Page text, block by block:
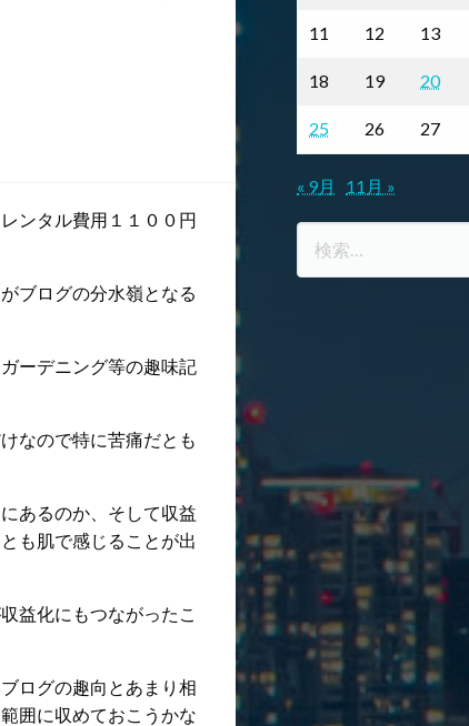
ンタル費用１１００円
ブログの分水嶺となる
ーデニング等の趣味記
なので特に苦痛だとも
あるのか、そして収益
も肌で感じることが出
益化にもつながったこ
ログの趣向とあまり相
囲に収めておこうかな
11 12 13
18 19 20
25 26 27
« 9月 11月 »